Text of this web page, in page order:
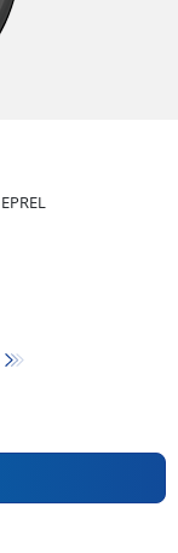
EPREL